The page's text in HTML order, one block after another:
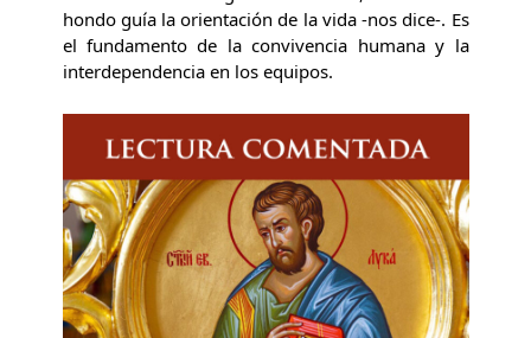
hondo guía la orientación de la vida -nos dice-. Es
el fundamento de la convivencia humana y la
interdependencia en los equipos.